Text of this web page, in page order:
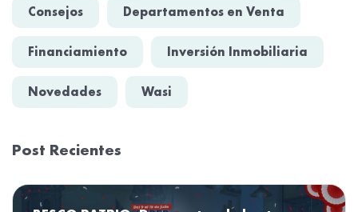
Consejos Departamentos en Venta
Financiamiento Inversión Inmobiliaria
Novedades Wasi
Post Recientes